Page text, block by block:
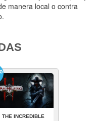
manera local o contra
THE INCREDIBLE